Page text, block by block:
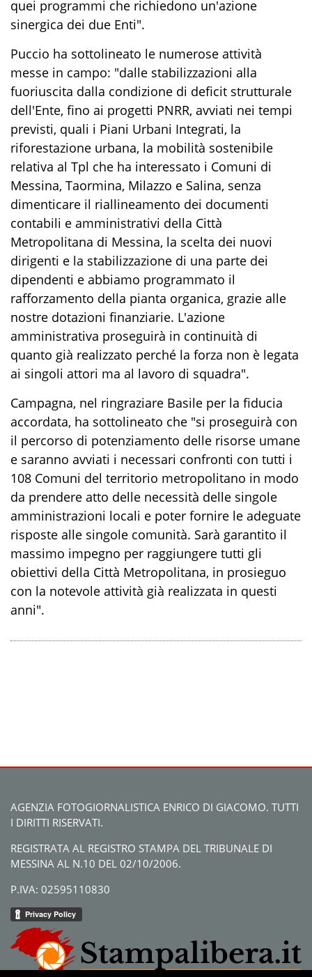
quei programmi che richiedono un'azione
sinergica dei due Enti".
Puccio ha sottolineato le numerose attività
messe in campo: "dalle stabilizzazioni alla
fuoriuscita dalla condizione di deficit strutturale
dell'Ente, fino ai progetti PNRR, avviati nei tempi
previsti, quali i Piani Urbani Integrati, la
riforestazione urbana, la mobilità sostenibile
relativa al Tpl che ha interessato i Comuni di
Messina, Taormina, Milazzo e Salina, senza
dimenticare il riallineamento dei documenti
contabili e amministrativi della Città
Metropolitana di Messina, la scelta dei nuovi
dirigenti e la stabilizzazione di una parte dei
dipendenti e abbiamo programmato il
rafforzamento della pianta organica, grazie alle
nostre dotazioni finanziarie. L'azione
amministrativa proseguirà in continuità di
quanto già realizzato perché la forza non è legata
ai singoli attori ma al lavoro di squadra".
Campagna, nel ringraziare Basile per la fiducia
accordata, ha sottolineato che "si proseguirà con
il percorso di potenziamento delle risorse umane
e saranno avviati i necessari confronti con tutti i
108 Comuni del territorio metropolitano in modo
da prendere atto delle necessità delle singole
amministrazioni locali e poter fornire le adeguate
risposte alle singole comunità. Sarà garantito il
massimo impegno per raggiungere tutti gli
obiettivi della Città Metropolitana, in prosieguo
con la notevole attività già realizzata in questi
anni".
AGENZIA FOTOGIORNALISTICA ENRICO DI GIACOMO. TUTTI
I DIRITTI RISERVATI.
REGISTRATA AL REGISTRO STAMPA DEL TRIBUNALE DI
MESSINA AL N.10 DEL 02/10/2006.
P.IVA: 02595110830